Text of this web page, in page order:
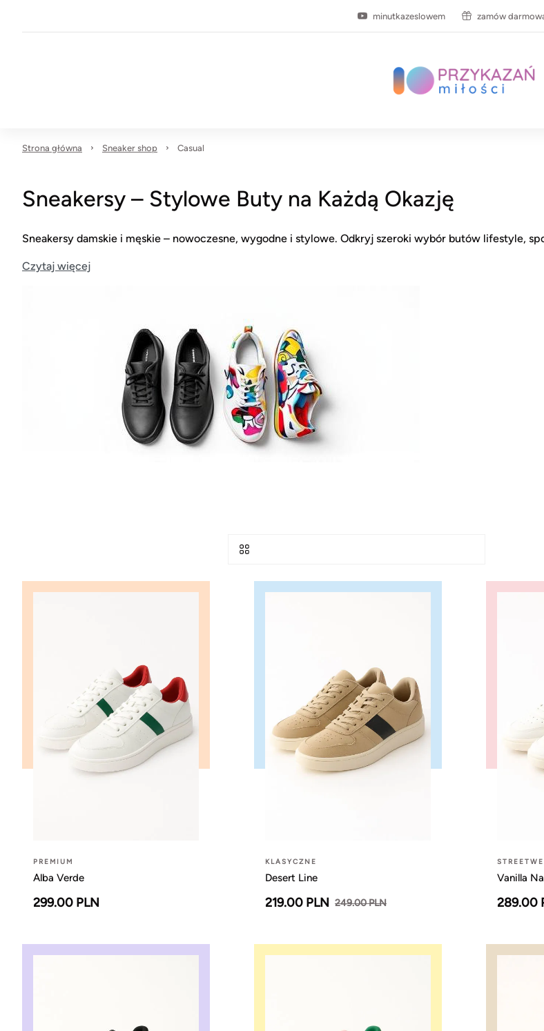
minutkazeslowem zamów
Strona główna Sneaker shop Casual
Sneakersy – Stylowe Buty na Każdą Okazję
Sneakersy damskie i męskie – nowoczesne, wygodne i stylowe. Odkryj szeroki wybór butów lifestyle,
Czytaj więcej
PREMIUM
Alba Verde
299.00 PLN
KLASYCZNE
Desert Line
219.00 PLN 249.00 PLN
Vanilla
289.00